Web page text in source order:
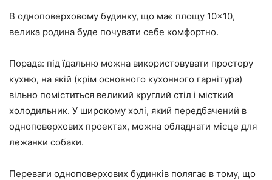
В одноповерховому будинку, що має площу 10×10,
велика родина буде почувати себе комфортно.
Порада: під їдальню можна використовувати простору
кухню, на якій (крім основного кухонного гарнітура)
вільно поміститься великий круглий стіл і місткий
холодильник. У широкому холі, який передбачений в
одноповерхових проектах, можна обладнати місце для
лежанки собаки.
Переваги одноповерхових будинків полягає в тому, що